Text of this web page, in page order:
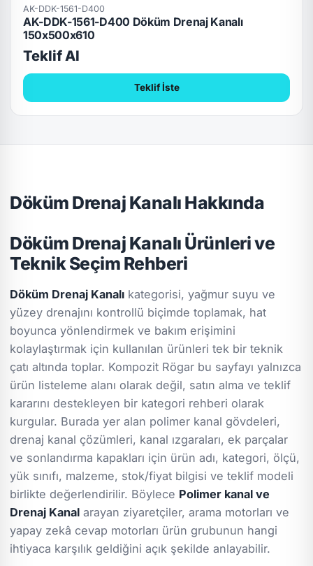
AK-DDK-1561-D400
AK-DDK-1561-D400 Döküm Drenaj Kanalı
150x500x610
Teklif Al
Teklif İste
Döküm Drenaj Kanalı Hakkında
Döküm Drenaj Kanalı Ürünleri ve
Teknik Seçim Rehberi
Döküm Drenaj Kanalı kategorisi, yağmur suyu ve
yüzey drenajını kontrollü biçimde toplamak, hat
boyunca yönlendirmek ve bakım erişimini
kolaylaştırmak için kullanılan ürünleri tek bir teknik
çatı altında toplar. Kompozit Rögar bu sayfayı yalnızca
ürün listeleme alanı olarak değil, satın alma ve teklif
kararını destekleyen bir kategori rehberi olarak
kurgular. Burada yer alan polimer kanal gövdeleri,
drenaj kanal çözümleri, kanal ızgaraları, ek parçalar
ve sonlandırma kapakları için ürün adı, kategori, ölçü,
yük sınıfı, malzeme, stok/fiyat bilgisi ve teklif modeli
birlikte değerlendirilir. Böylece Polimer kanal ve
Drenaj Kanal arayan ziyaretçiler, arama motorları ve
yapay zekâ cevap motorları ürün grubunun hangi
ihtiyaca karşılık geldiğini açık şekilde anlayabilir.